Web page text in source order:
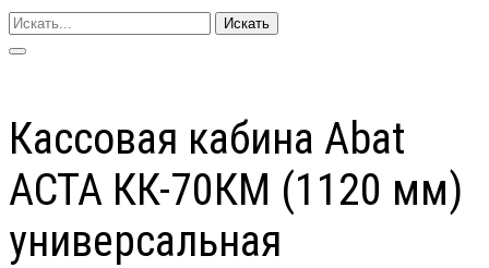
Искать
Кассовая кабина Abat
АСТА КК-70КМ (1120 мм)
универсальная